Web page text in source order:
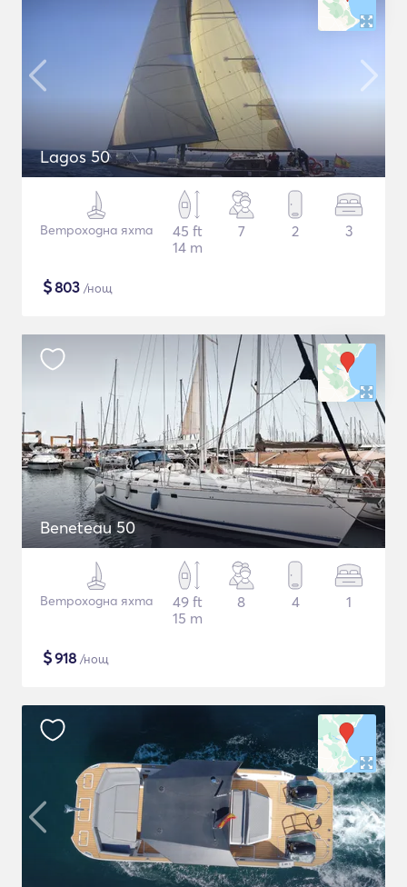
Lagos 50
Ветроходна яхта
45 ft
14 m
7 2 3
$803 /нощ
Beneteau 50
Ветроходна яхта
49 ft
15 m
8 4 1
$918 /нощ